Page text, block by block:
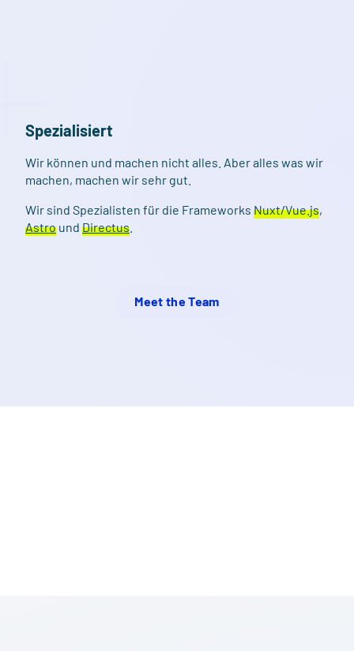
Spezialisiert
Wir können und machen nicht alles. Aber alles was wir
machen, machen wir sehr gut.
Wir sind Spezialisten für die Frameworks Nuxt/Vue.js,
Astro und Directus
Meet the Team